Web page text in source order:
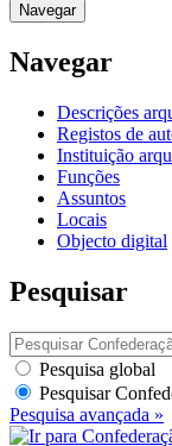
Navegar
Navegar
Descrições
Registos de
Instituição
Funções
Assuntos
Locais
Objecto digital
Pesquisar
Pesquisa global
Pesquisar
Pesquisa avançada »